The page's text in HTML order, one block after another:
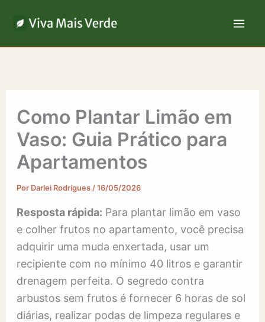
para
Como Plantar Limão em
Vaso: Guia Prático para
Apartamentos
Por Darlei Rodrigues /16/05/2026
Resposta rápida: Para plantar limão em vaso
e colher frutos no apartamento, você precisa
adquirir uma muda enxertada, usar um
recipiente com no mínimo 40 litros e garantir
drenagem perfeita. O segredo contra
arbustos sem frutos é fornecer 6 horas de sol
diárias, realizar podas de limpeza regulares e